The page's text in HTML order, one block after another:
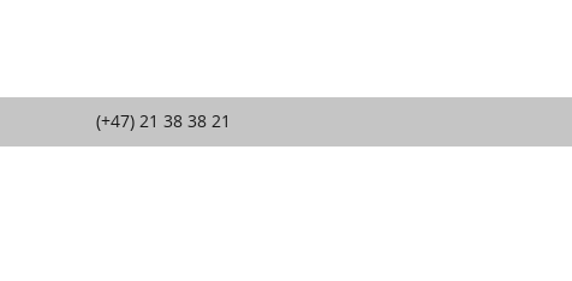
(+47) 21 38 38 21